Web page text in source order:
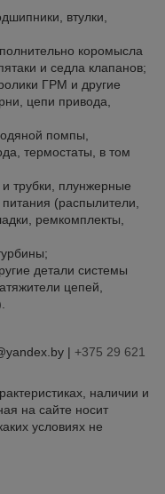
втулки,
коромысла
и седла клапанов;
ГРМ и другие
цепи привода,
помпы,
термостаты, в том
трубки, плунжерные
(распылители,
ремкомплекты,
детали системы
цепей,
| +375 29 621
наличии и
на сайте носит
условиях не